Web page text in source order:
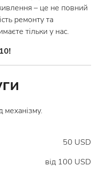
– це не повний
ремонту та
тільки у нас.
механізму.
50 USD
вiд 100 USD